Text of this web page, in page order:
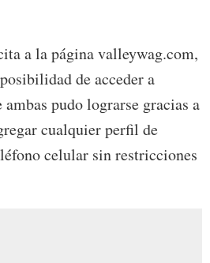
a la página valleywag.com,
de acceder a
pudo lograrse gracias a
cualquier perfil de
celular sin restricciones